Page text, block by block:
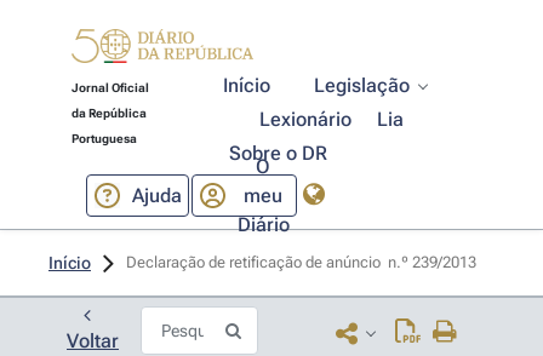
Jornal Oficial
da República
Portuguesa
Início
Legislação
Lexionário
Lia
Sobre o DR
Ajuda
O
meu
Diário
Início Declaração de retificação de anúncio  n.º 239/2013
Voltar